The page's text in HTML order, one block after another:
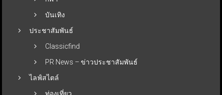
บันเทิง
ประชาสัมพันธ์
Classicfind
PR News – ข่าวประชาสัมพันธ์
ไลฟ์สไตล์
ท่องเที่ยว